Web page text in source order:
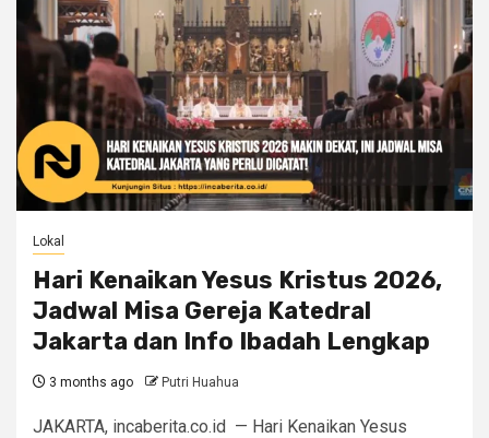
Lokal
Hari Kenaikan Yesus Kristus 2026,
Jadwal Misa Gereja Katedral
Jakarta dan Info Ibadah Lengkap
3 months ago Putri Huahua
JAKARTA, incaberita.co.id — Hari Kenaikan Yesus